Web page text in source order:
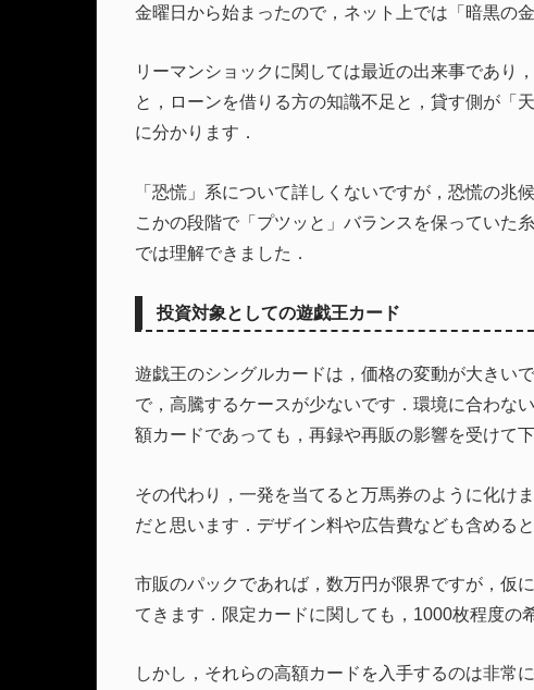
金曜日から始まったので，ネット上では「暗黒の
リーマンショックに関しては最近の出来事であり
と，ローンを借りる方の知識不足と，貸す側が「
に分かります．
「恐慌」系について詳しくないですが，恐慌の
こかの段階で「プツッと」バランスを保っていた
では理解できました．
投資対象としての遊戯王カード
遊戯王のシングルカードは，価格の変動が大きい
で，高騰するケースが少ないです．環境に合わな
額カードであっても，再録や再販の影響を受けて
その代わり，一発を当てると万馬券のように化け
だと思います．デザイン料や広告費なども含める
市販のパックであれば，数万円が限界ですが，仮
てきます．限定カードに関しても，1000枚程度の
しかし，それらの高額カードを入手するのは非常